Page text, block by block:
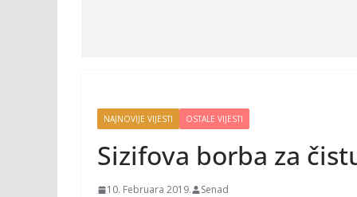
NAJNOVIJE VIJESTI OSTALE VIJESTI
Sizifova borba za
10. Februara 2019. Senad